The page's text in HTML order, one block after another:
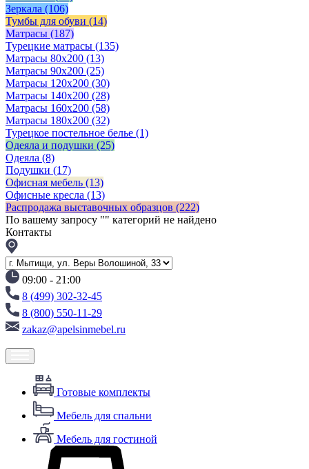
Зеркала (106)
Тумбы для обуви (14)
Матрасы (187)
Турецкие матрасы (135)
Матрасы 80x200 (13)
Матрасы 90х200 (25)
Матрасы 120х200 (30)
Матрасы 140х200 (28)
Матрасы 160х200 (58)
Матрасы 180х200 (32)
Турецкое постельное белье (1)
Одеяла и подушки (25)
Одеяла (8)
Подушки (17)
Офисная мебель (13)
Офисные кресла (13)
Распродажа выставочных образцов (222)
По вашему запросу "" категорий не найдено
Контакты
09:00 - 21:00
8 (499) 302-32-45
8 (800) 550-11-29
zakaz@apelsinmebel.ru
Готовые комплекты
Мебель для спальни
Мебель для гостиной